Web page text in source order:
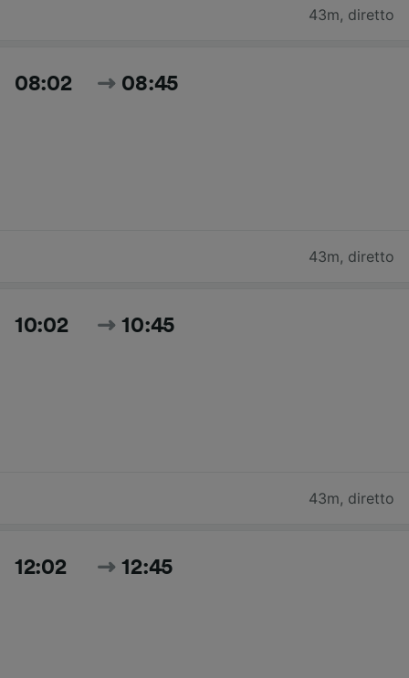
43m, diretto
08:02 08:45
43m, diretto
10:02 10:45
43m, diretto
12:02 12:45